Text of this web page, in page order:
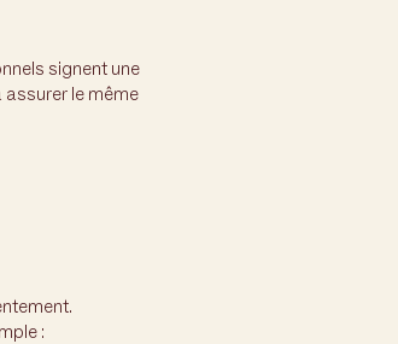
signent une
assurer le même
: